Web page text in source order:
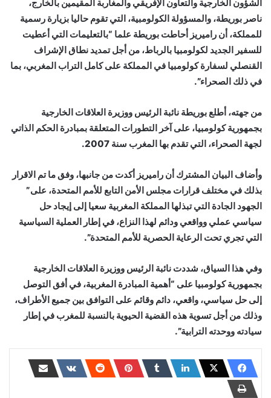
الشؤون الخارجية والتعاون الإفريقي والمغاربة المقيمين بالخارج،
ناصر بوريطة، والمسؤولة الكولومبية، التي تقوم حاليا بزيارة رسمية
للمملكة، أن راميريز أحاطت بوريطة علما “بالتعليمات التي أعطيت
للسفير الجديد لكولومبيا بالرباط، من أجل تمديد نطاق الإشراف
القنصلي لسفارة كولومبيا في المملكة على كامل التراب المغربي، بما
في ذلك الصحراء”.
من جهته، أطلع بوريطة نائبة الرئيس ووزيرة العلاقات الخارجية
بجمهورية كولومبيا، على آخر التطورات المتعلقة بمبادرة الحكم الذاتي
لجهة الصحراء، التي تقدم بها المغرب سنة 2007.
وأضاف البيان المشترك أن راميريز أكدت من جانبها، وفق ما تم الاقرار
بذلك في مختلف قرارات مجلس الأمن التابع للأمم المتحدة، على”
الجهود الجادة التي تبذلها المملكة المغربية سعيا إلى إيجاد حل
سياسي عملي وواقعي ودائم لهذا النزاع، في إطار العملية السياسية
التي تجري تحت الرعاية الحصرية للأمم المتحدة”.
وفي هذا السياق، شددت نائبة الرئيس ووزيرة العلاقات الخارجية
بجمهورية كولومبيا على “أهمية المبادرة المغربية، في أفق التوصل
إلى حل سياسي، واقعي، دائم وقائم على التوافق بين جميع الأطراف،
وذلك من أجل تسوية هذه القضية الحيوية بالنسبة للمغرب في إطار
سيادته ووحدته الترابية”.